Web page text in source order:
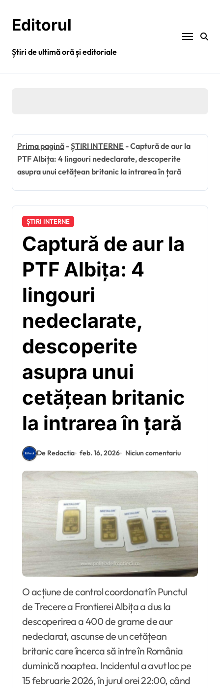
conținutEditorul
Știri de ultimă oră și editoriale
Prima pagină -ȘTIRI INTERNE -Captură de aur la
PTF Albița: 4 lingouri nedeclarate, descoperite
asupra unui cetățean britanic la intrarea în țară
ȘTIRI INTERNE
Captură de aur la
PTF Albița: 4
lingouri
nedeclarate,
descoperite
asupra unui
cetățean britanic
la intrarea în țară
De Redactia feb. 16, 2026 Niciun comentariu
O acțiune de control coordonat în Punctul
de Trecere a Frontierei Albița a dus la
descoperirea a 400 de grame de aur
nedeclarat, ascunse de un cetățean
britanic care încerca să intre în România
duminică noaptea. Incidentul a avut loc pe
15 februarie 2026, în jurul orei 22:00, când